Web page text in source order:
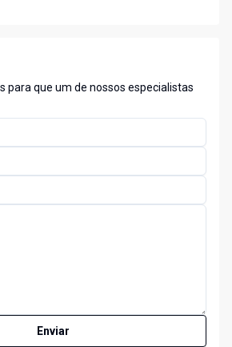
para que um de nossos especialistas
Enviar